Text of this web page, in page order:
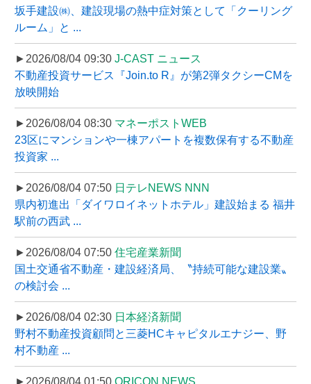
坂手建設㈱、建設現場の熱中症対策として「クーリング
ルーム」と ...
►2026/08/04 09:30 J-CAST ニュース
不動産投資サービス『Join.to R』が第2弾タクシーCMを
放映開始
►2026/08/04 08:30 マネーポストWEB
23区にマンションや一棟アパートを複数保有する不動産
投資家 ...
►2026/08/04 07:50 日テレNEWS NNN
県内初進出「ダイワロイネットホテル」建設始まる 福井
駅前の西武 ...
►2026/08/04 07:50 住宅産業新聞
国土交通省不動産・建設経済局、〝持続可能な建設業〟
の検討会 ...
►2026/08/04 02:30 日本経済新聞
野村不動産投資顧問と三菱HCキャピタルエナジー、野
村不動産 ...
►2026/08/04 01:50 ORICON NEWS